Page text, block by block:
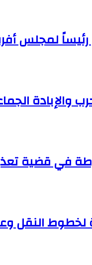
لمجلس
والإبادة
النقل